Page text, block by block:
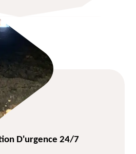
D'urgence 24/7